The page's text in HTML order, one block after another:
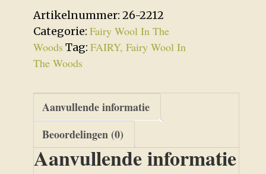
Magical
Year
2026
aantal
Artikelnummer: 26-2212
Categorie: Fairy Wool In The
Woods Tag: FAIRY, Fairy Wool In
The Woods
Aanvullende informatie
Beoordelingen (0)
Aanvullende informatie